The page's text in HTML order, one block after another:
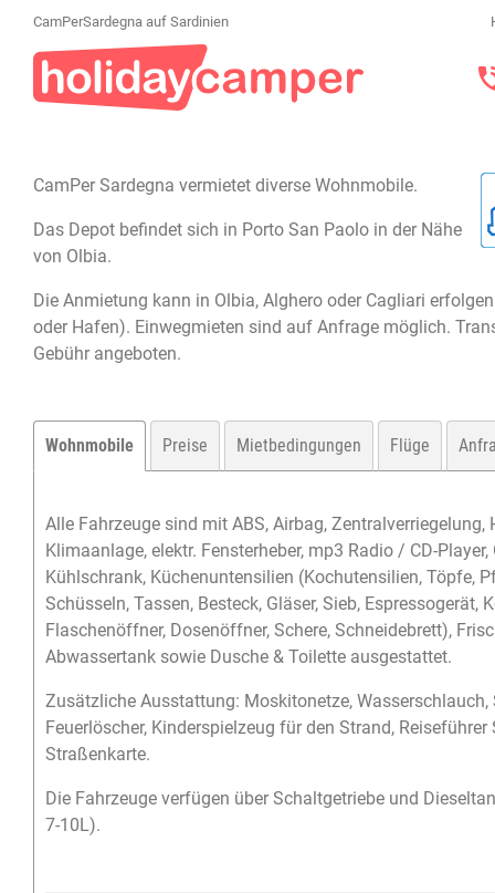
CamPerSardegna auf Sardinien
CamPer Sardegna vermietet diverse Wohnmobile.
Das Depot befindet sich in Porto San Paolo in der Nähe
von Olbia.
Die Anmietung kann in Olbia, Alghero oder Cagliari
oder Hafen). Einwegmieten sind auf Anfrage möglich.
Gebühr angeboten.
Wohnmobile Preise Mietbedingungen Flüge
Alle Fahrzeuge sind mit ABS, Airbag, Zentralverriegelung,
Klimaanlage, elektr. Fensterheber, mp3 Radio / CD-Player,
Kühlschrank, Küchenuntensilien (Kochutensilien, Töpfe,
Schüsseln, Tassen, Besteck, Gläser, Sieb, Espressogerät,
Flaschenöffner, Dosenöffner, Schere, Schneidebrett),
Abwassertank sowie Dusche & Toilette ausgestattet.
Zusätzliche Ausstattung: Moskitonetze, Wasserschlauch,
Feuerlöscher, Kinderspielzeug für den Strand, Reiseführer
Straßenkarte.
Die Fahrzeuge verfügen über Schaltgetriebe und
7-10L).